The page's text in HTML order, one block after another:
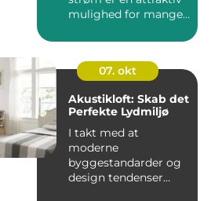
mulighed for mange,
07. okt
Akustikloft: Skab det
Perfekte Lydmiljø
I takt med at
moderne
byggestandarder og
design tendenser